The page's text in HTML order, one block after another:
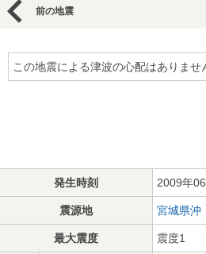
前の地震
この地震による津波の心配はありませ
発生時刻 2009年
震源地 宮城県沖
最大震度 震度1